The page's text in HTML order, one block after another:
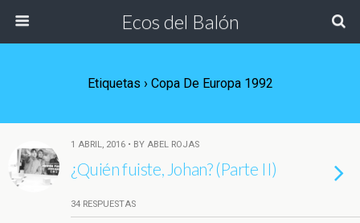
Ecos del Balón
Etiquetas › Copa De Europa 1992
1 ABRIL, 2016 • BY ABEL ROJAS
¿Quién fuiste, Johan? (Parte II)
34 RESPUESTAS